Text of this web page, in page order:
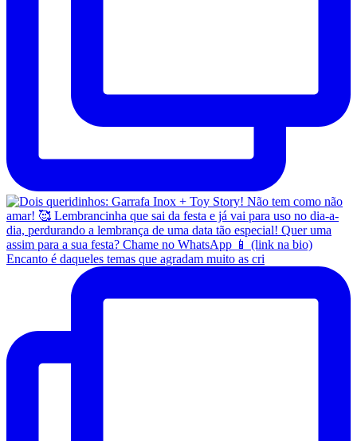
Encanto é daqueles temas que agradam muito as cri